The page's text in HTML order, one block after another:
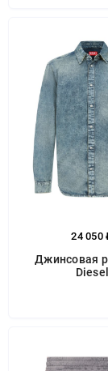
24 050
Джинсовая
Diesel